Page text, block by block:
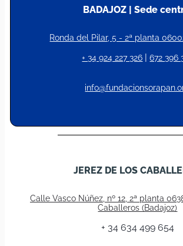
BADAJOZ | Sede
Ronda del Pilar, 5 - 2ª planta
+ 34 924 227 326 |672 396
JEREZ DE LOS
Calle Vasco Núñez, nº 12, 2ª planta
Caballeros (Badajoz)
+ 34 634 499 654